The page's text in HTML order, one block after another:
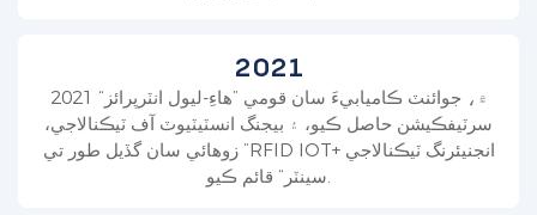
2021
2021 ۾، جوائنٽ ڪاميابيءَ سان قومي ”هاءِ-ليول انٽرپرائز“
سرٽيفڪيشن حاصل ڪيو، ۽ بيجنگ انسٽيٽيوٽ آف ٽيڪنالاجي،
زوهائي سان گڏيل طور تي ”RFID IOT+ انجنيئرنگ ٽيڪنالاجي